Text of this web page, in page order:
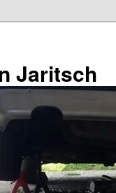
Jaritsch